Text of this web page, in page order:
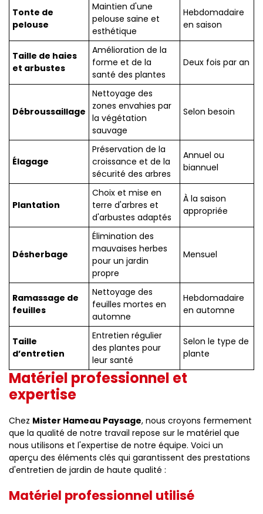
Tonte de
pelouse
Maintien d'une
pelouse saine et
esthétique
Hebdomadaire
en saison
Taille de haies
et arbustes
Amélioration de la
forme et de la
santé des plantes
Deux fois par an
Débroussaillage
Nettoyage des
zones envahies par
la végétation
sauvage
Selon besoin
Élagage
Préservation de la
croissance et de la
sécurité des arbres
Annuel ou
biannuel
Plantation
Choix et mise en
terre d'arbres et
d'arbustes adaptés
À la saison
appropriée
Désherbage
Élimination des
mauvaises herbes
pour un jardin
propre
Mensuel
Ramassage de
feuilles
Nettoyage des
feuilles mortes en
automne
Hebdomadaire
en automne
Taille
d’entretien
Entretien régulier
des plantes pour
leur santé
Selon le type de
plante
Matériel professionnel et
expertise
Chez Mister Hameau Paysage, nous croyons fermement
que la qualité de notre travail repose sur le matériel que
nous utilisons et l'expertise de notre équipe. Voici un
aperçu des éléments clés qui garantissent des prestations
d'entretien de jardin de haute qualité :
Matériel professionnel utilisé